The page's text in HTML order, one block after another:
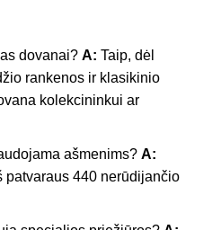
dovanai? A: Taip, dėl
rankenos ir klasikinio
kolekcininkui ar
ašmenims? A:
patvaraus 440 nerūdijančio